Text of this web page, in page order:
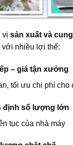
vị sản xuất và
với nhiều lợi thế:
– giá tận xưởng
tối ưu chi phí cho
định số lượng lớn
tục của nhà máy